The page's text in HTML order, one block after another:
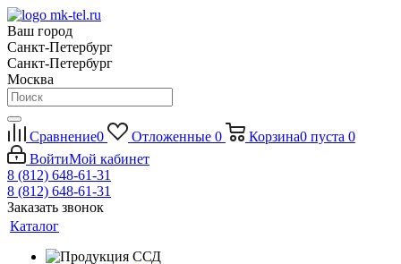
Ваш город
Санкт-Петербург
Санкт-Петербург
Москва
Сравнение0 Отложенные 0 Корзина0 пуста 0
ВойтиМой кабинет
8 (812) 648-61-31
8 (812) 648-61-31
Заказать звонок
Каталог